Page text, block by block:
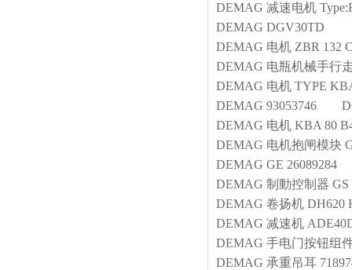
DEMAG 减速电机
DEMAG DGV30TD
DEMAG 电机 ZBR 132
DEMAG 电瓶机械手行
DEMAG 电机 TYPE
DEMAG 93053746 DC-
DEMAG 电机 KBA 80
DEMAG 电机抱闸模块
DEMAG GE 26089284
DEMAG 制動控制器 GS
DEMAG 卷扬机 DH620
DEMAG 减速机
DEMAG 手电门按钮组
DEMAG 承重吊耳